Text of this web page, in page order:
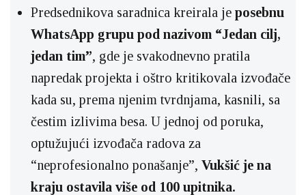
Predsednikova saradnica kreirala je posebnu
WhatsApp grupu pod nazivom “Jedan cilj,
jedan tim”, gde je svakodnevno pratila
napredak projekta i oštro kritikovala izvođače
kada su, prema njenim tvrdnjama, kasnili, sa
čestim izlivima besa. U jednoj od poruka,
optužujući izvođača radova za
“neprofesionalno ponašanje”, Vukšić je na
kraju ostavila više od 100 upitnika.